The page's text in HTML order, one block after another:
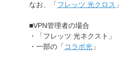
なお、「フレッツ 光クロス
■VPN管理者の場合
・「フレッツ 光ネクスト」
・一部の「 コラボ光 」